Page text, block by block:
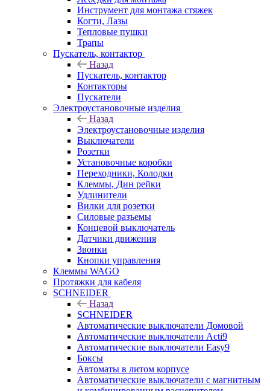
Инструмент для монтажа стяжек
Когти, Лазы
Тепловые пушки
Трапы
Пускатель, контактор
Назад
Пускатель, контактор
Контакторы
Пускатели
Электроустановочные изделия
Назад
Электроустановочные изделия
Выключатели
Розетки
Установочные коробки
Переходники, Колодки
Клеммы, Дин рейки
Удлинители
Вилки для розетки
Силовые разъемы
Концевой выключатель
Датчики движения
Звонки
Кнопки управления
Клеммы WAGO
Протяжки для кабеля
SCHNEIDER
Назад
SCHNEIDER
Автоматические выключатели Домовой
Автоматические выключатели Acti9
Автоматические выключатели Easy9
Боксы
Автоматы в литом корпусе
Автоматические выключатели с магнитным